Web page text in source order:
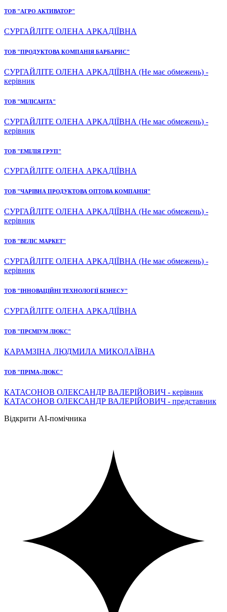
ТОВ "АГРО АКТИВАТОР"
СУРГАЙЛІТЕ ОЛЕНА АРКАДІЇВНА
ТОВ "ПРОДУКТОВА КОМПАНІЯ БАРБАРИС"
СУРГАЙЛІТЕ ОЛЕНА АРКАДІЇВНА (Не має обмежень) -
керівник
ТОВ "МІЛІСАНТА"
СУРГАЙЛІТЕ ОЛЕНА АРКАДІЇВНА (Не має обмежень) -
керівник
ТОВ "ЕМІЛІЯ ГРУП"
СУРГАЙЛІТЕ ОЛЕНА АРКАДІЇВНА
ТОВ "ЧАРІВНА ПРОДУКТОВА ОПТОВА КОМПАНІЯ"
СУРГАЙЛІТЕ ОЛЕНА АРКАДІЇВНА (Не має обмежень) -
керівник
ТОВ "ВЕЛІС МАРКЕТ"
СУРГАЙЛІТЕ ОЛЕНА АРКАДІЇВНА (Не має обмежень) -
керівник
ТОВ "ІННОВАЦІЙНІ ТЕХНОЛОГІЇ БІЗНЕСУ"
СУРГАЙЛІТЕ ОЛЕНА АРКАДІЇВНА
ТОВ "ПРЄМІУМ ЛЮКС"
КАРАМЗІНА ЛЮДМИЛА МИКОЛАЇВНА
ТОВ "ПРІМА-ЛЮКС"
КАТАСОНОВ ОЛЕКСАНДР ВАЛЕРІЙОВИЧ - керівник
КАТАСОНОВ ОЛЕКСАНДР ВАЛЕРІЙОВИЧ - представник
Відкрити AI-помічника